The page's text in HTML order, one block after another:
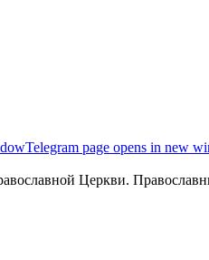
Telegram page opens in new
Церкви.